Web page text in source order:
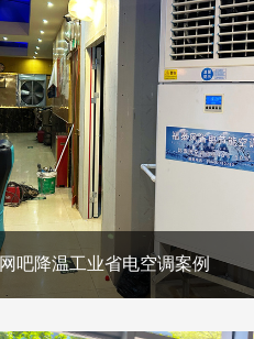
网吧降温工业省电空调案例